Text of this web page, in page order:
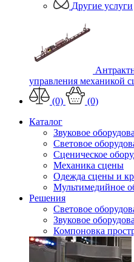
Другие услуги
управления механикой
(0)
(0)
Каталог
Звуковое
Световое
Сценическое
Механика сцены
Одежда сцены и
Мультимедийное
Решения
Световое
Звуковое
Компоновка